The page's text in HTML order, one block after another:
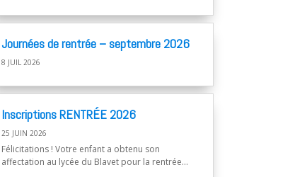
Journées de rentrée – septembre 2026
8 JUIL 2026
Inscriptions RENTRÉE 2026
25 JUIN 2026
Félicitations ! Votre enfant a obtenu son
affectation au lycée du Blavet pour la rentrée...